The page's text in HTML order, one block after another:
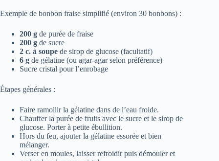
Exemple de bonbon fraise simplifié (environ 30 bonbons) :
200 g de purée de fraise
200 g de sucre
2 c. à soupe de sirop de glucose (facultatif)
6 g de gélatine (ou agar-agar selon préférence)
Sucre cristal pour l’enrobage
Étapes générales :
Faire ramollir la gélatine dans de l’eau froide.
Chauffer la purée de fruits avec le sucre et le sirop de
glucose. Porter à petite ébullition.
Hors du feu, ajouter la gélatine essorée et bien
mélanger.
Verser en moules, laisser refroidir puis démouler et